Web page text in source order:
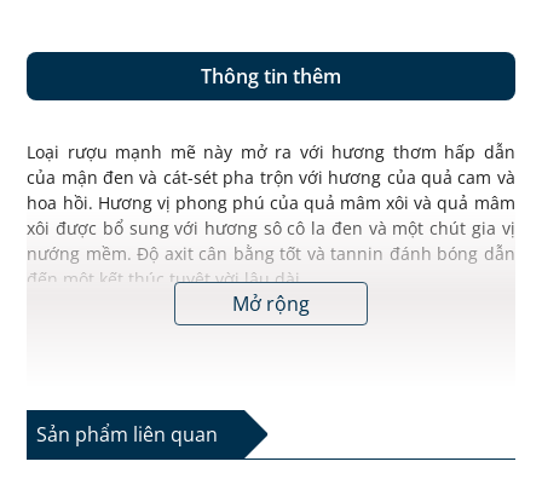
Thông tin thêm
Loại rượu mạnh mẽ này mở ra với hương thơm hấp dẫn
của mận đen và cát-sét pha trộn với hương của quả cam và
hoa hồi. Hương vị phong phú của quả mâm xôi và quả mâm
xôi được bổ sung với hương sô cô la đen và một chút gia vị
nướng mềm. Độ axit cân bằng tốt và tannin đánh bóng dẫn
đến một kết thúc tuyệt vời lâu dài.
Thích hợp với các món bò, cừu nướng và phô mai
Mở rộng
Sản phẩm liên quan